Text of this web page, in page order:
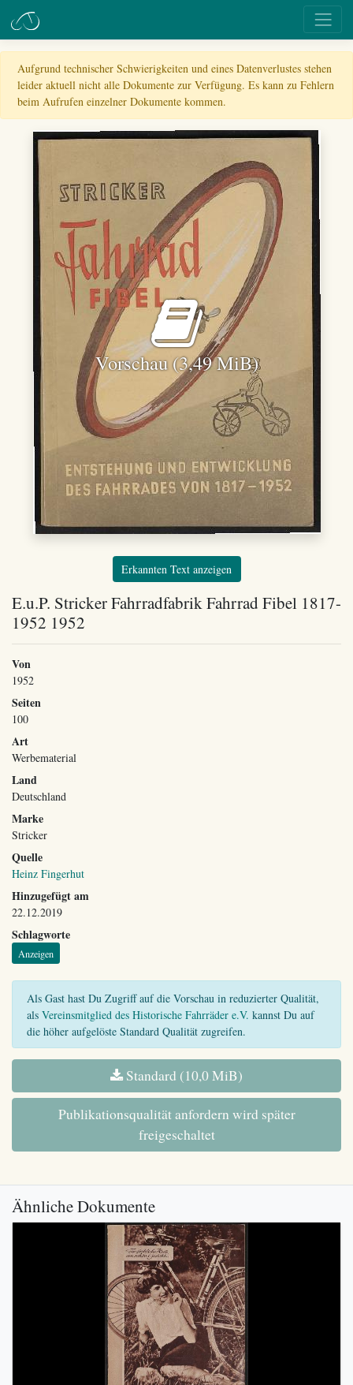
Aufgrund technischer Schwierigkeiten und eines Datenverlustes stehen
leider aktuell nicht alle Dokumente zur Verfügung. Es kann zu Fehlern
beim Aufrufen einzelner Dokumente kommen.
Vorschau (3,49 MiB)
Erkannten Text anzeigen
E.u.P. Stricker Fahrradfabrik Fahrrad Fibel 1817-
1952 1952
Von
1952
Seiten
100
Art
Werbematerial
Land
Deutschland
Marke
Stricker
Quelle
Heinz Fingerhut
Hinzugefügt am
22.12.2019
Schlagworte
Anzeigen
Als Gast hast Du Zugriff auf die Vorschau in reduzierter Qualität,
als Vereinsmitglied des Historische Fahrräder e.V. kannst Du auf
die höher aufgelöste Standard Qualität zugreifen.
Standard (10,0 MiB)
Publikationsqualität anfordern wird später
freigeschaltet
Ähnliche Dokumente